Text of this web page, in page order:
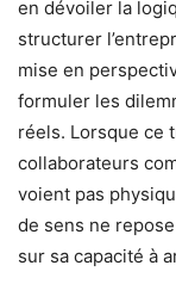
en dévoiler la
structurer
mise en
formuler les
réels. Lorsque ce
collaborateurs
voient pas
de sens ne
sur sa capacité à